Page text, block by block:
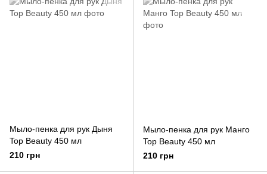
Мыло-пенка для рук Дыня
Top Beauty 450 мл
210 грн
Мыло-пенка для рук Манго
Top Beauty 450 мл
210 грн